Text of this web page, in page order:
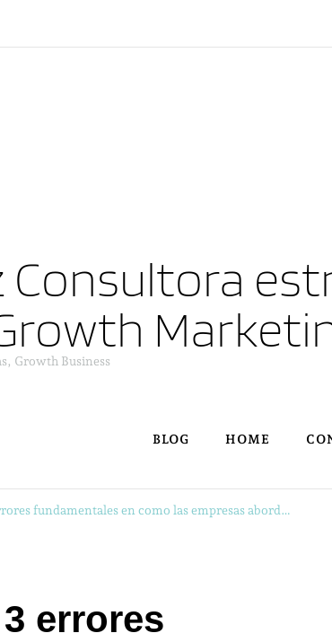
Consultora
Growth Business
BLOG HOME
fundamentales en como las empresas abord…
errores